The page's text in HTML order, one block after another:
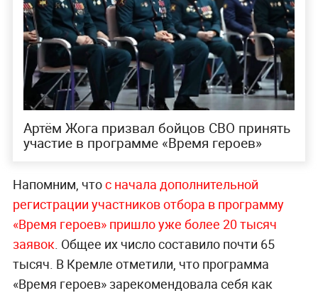
Артём Жога призвал бойцов СВО принять
участие в программе «Время героев»
Напомним, чтос начала дополнительной
регистрации участников отбора в программу
«Время героев» пришло уже более 20 тысяч
заявок . Общее их число составило почти 65
тысяч. В Кремле отметили, что программа
«Время героев» зарекомендовала себя как